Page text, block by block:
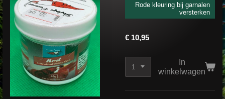
Rode kleuring bij garnalen
versterken
€ 10,95
In
winkelwagen